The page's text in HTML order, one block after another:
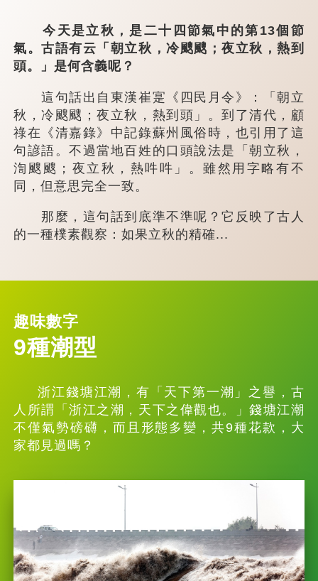
今天是立秋，是二十四節氣中的第13個節
氣。古語有云「朝立秋，冷颼颼；夜立秋，熱到
頭。」是何含義呢？
這句話出自東漢崔寔《四民月令》：「朝立
秋，冷颼颼；夜立秋，熱到頭」。到了清代，顧
祿在《清嘉錄》中記錄蘇州風俗時，也引用了這
句諺語。不過當地百姓的口頭說法是「朝立秋，
渹颼颼；夜立秋，熱吽吽」。雖然用字略有不
同，但意思完全一致。
那麼，這句話到底準不準呢？它反映了古人
的一種樸素觀察：如果立秋的精確...
趣味數字
9種潮型
浙江錢塘江潮，有「天下第一潮」之譽，古
人所謂「浙江之潮，天下之偉觀也。」錢塘江潮
不僅氣勢磅礴，而且形態多變，共9種花款，大
家都見過嗎？